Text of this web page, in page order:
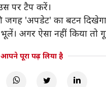
पर टैप करें।
'अपडेट' का बटन
अगर ऐसा नहीं किया तो
आपने पूरा पढ़ लिया है